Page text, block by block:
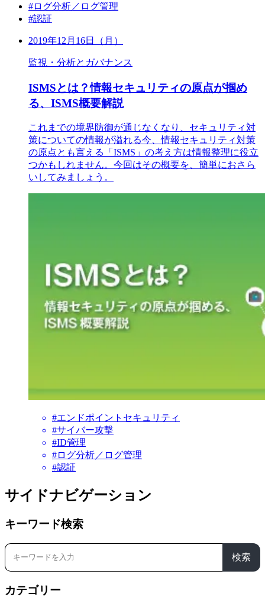
#ログ分析／ログ管理
#認証
2019年12月16日（月）
監視・分析とガバナンス
ISMSとは？情報セキュリティの原点が掴め
る、ISMS概要解説
これまでの境界防御が通じなくなり、セキュリティ対
策についての情報が溢れる今、情報セキュリティ対策
の原点とも言える「ISMS」の考え方は情報整理に役立
つかもしれません。今回はその概要を、簡単におさら
いしてみましょう。
#エンドポイントセキュリティ
#サイバー攻撃
#ID管理
#ログ分析／ログ管理
#認証
サイドナビゲーション
キーワード検索
検索
カテゴリー